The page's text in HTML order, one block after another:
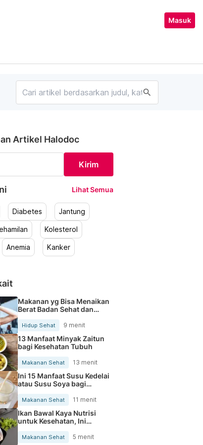
Masuk
search
Artikel Halodoc
Kirim
Lihat Semua
Diabetes Jantung
Kolesterol
Anemia Kanker
Makanan yg Bisa Menaikan
Berat Badan Sehat dan
Cepat
Hidup Sehat 9 menit
13 Manfaat Minyak Zaitun
bagi Kesehatan Tubuh
Makanan Sehat 13 menit
Ini 15 Manfaat Susu Kedelai
atau Susu Soya bagi
Kesehatan Tubuh
Makanan Sehat 11 menit
Ikan Bawal Kaya Nutrisi
untuk Kesehatan, Ini
Makanan Sehat 5 menit